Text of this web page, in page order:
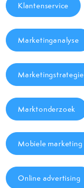
Klantenservice
Marketinganalyse
Marketingstrategie
Marktonderzoek
Mobiele marketing
Online advertising